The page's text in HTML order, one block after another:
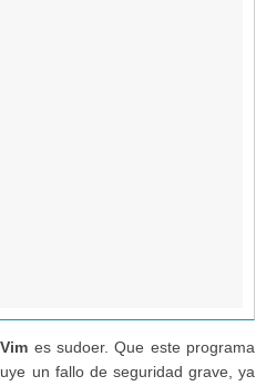
Vim es sudoer. Que este programa
un fallo de seguridad grave, ya